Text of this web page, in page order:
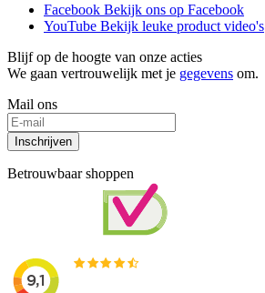
Facebook Bekijk ons op Facebook
YouTube Bekijk leuke product video's
Blijf op de hoogte van onze acties
We gaan vertrouwelijk met je gegevens om.
Mail ons
Inschrijven
Betrouwbaar shoppen